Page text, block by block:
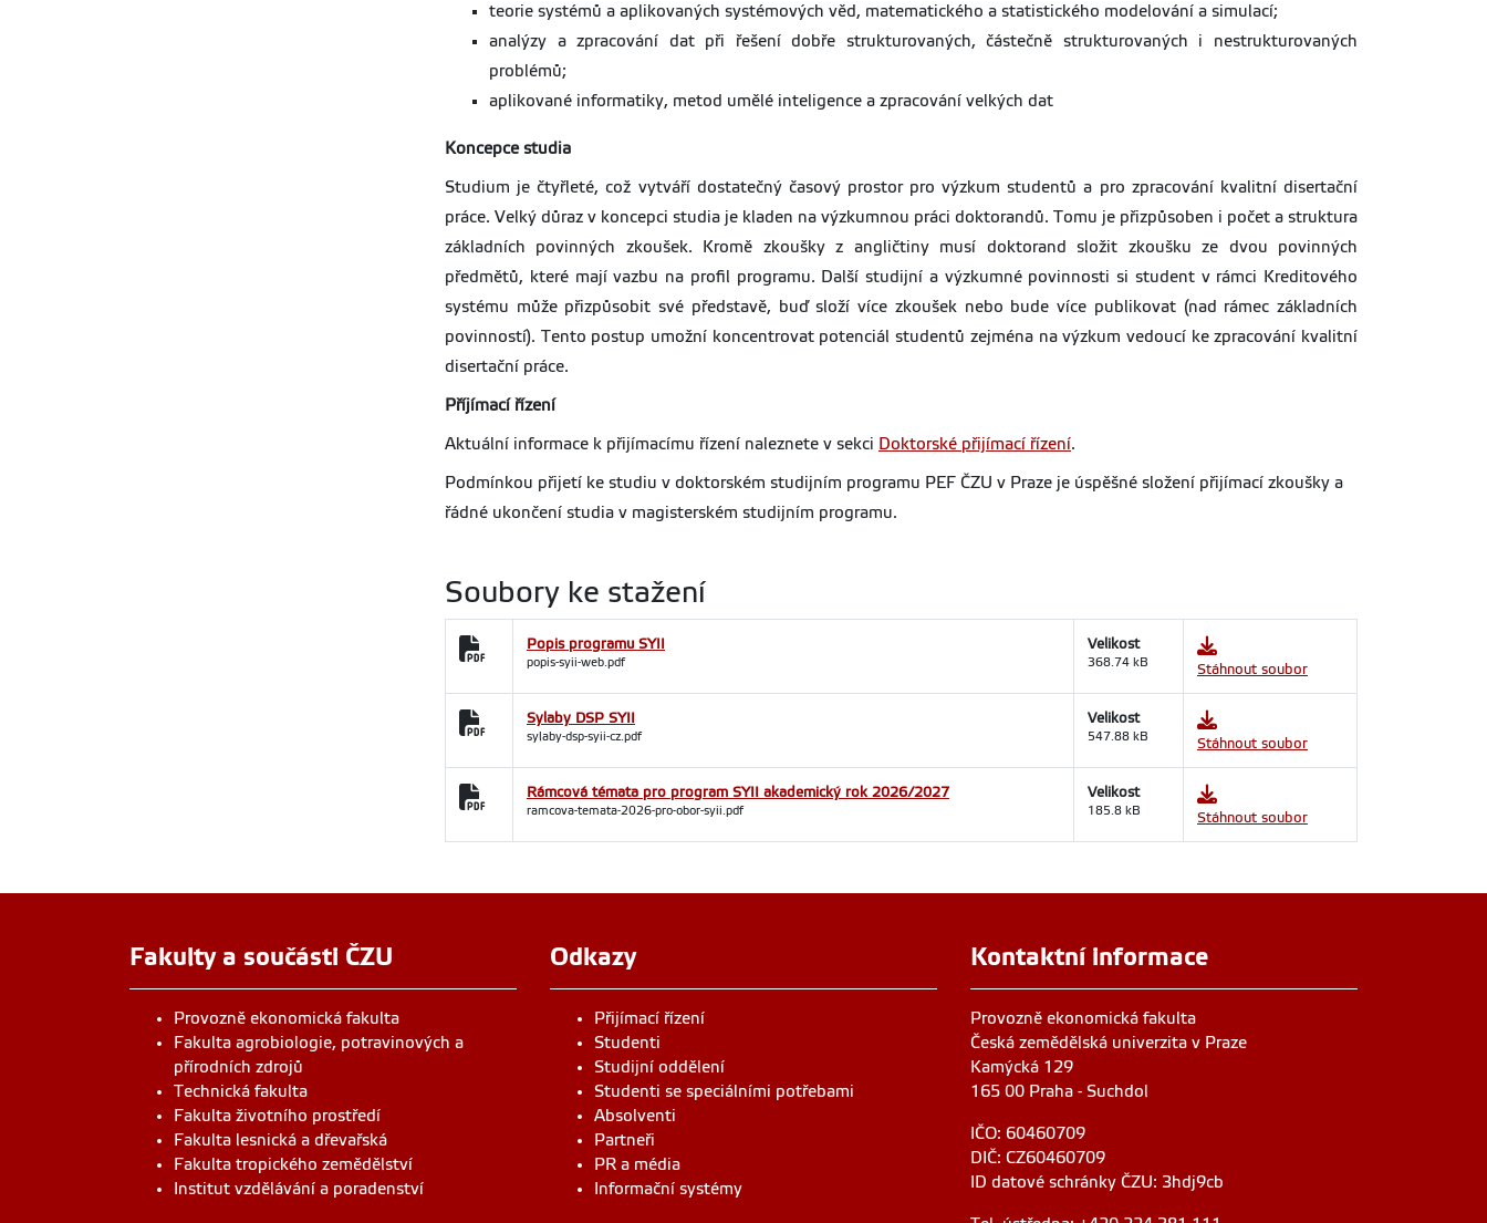
teorie systémů a aplikovaných systémových věd, matematického a statistického modelování a simulací;
analýzy a zpracování dat při řešení dobře strukturovaných, částečně strukturovaných i nestrukturovaných
problémů;
aplikované informatiky, metod umělé inteligence a zpracování velkých dat
Koncepce studia
Studium je čtyřleté, což vytváří dostatečný časový prostor pro výzkum studentů a pro zpracování kvalitní disertační
práce. Velký důraz v koncepci studia je kladen na výzkumnou práci doktorandů. Tomu je přizpůsoben i počet a struktura
základních povinných zkoušek. Kromě zkoušky z angličtiny musí doktorand složit zkoušku ze dvou povinných
předmětů, které mají vazbu na profil programu. Další studijní a výzkumné povinnosti si student v rámci Kreditového
systému může přizpůsobit své představě, buď složí více zkoušek nebo bude více publikovat (nad rámec základních
povinností). Tento postup umožní koncentrovat potenciál studentů zejména na výzkum vedoucí ke zpracování kvalitní
disertační práce.
Příjímací řízení
Aktuální informace k přijímacímu řízení naleznete v sekci Doktorské přijímací řízení.
Podmínkou přijetí ke studiu v doktorském studijním programu PEF ČZU v Praze je úspěšné složení přijímací zkoušky a
řádné ukončení studia v magisterském studijním programu.
Soubory ke stažení
Popis programu SYII
popis-syii-web.pdf
Velikost
368.74 kB Stáhnout soubor
Sylaby DSP SYII
sylaby-dsp-syii-cz.pdf
Velikost
547.88 kB Stáhnout soubor
Rámcová témata pro program SYII akademický rok 2026/2027
ramcova-temata-2026-pro-obor-syii.pdf
Velikost
185.8 kB Stáhnout soubor
Fakulty a součásti ČZU
Provozně ekonomická fakulta
Fakulta agrobiologie, potravinových a
přírodních zdrojů
Technická fakulta
Fakulta životního prostředí
Fakulta lesnická a dřevařská
Fakulta tropického zemědělství
Institut vzdělávání a poradenství
Odkazy
Přijímací řízení
Studenti
Studijní oddělení
Studenti se speciálními potřebami
Absolventi
Partneři
PR a média
Informační systémy
Kontaktní informace
Provozně ekonomická fakulta
Česká zemědělská univerzita v Praze
Kamýcká 129
165 00 Praha - Suchdol
IČO: 60460709
DIČ: CZ60460709
ID datové schránky ČZU: 3hdj9cb